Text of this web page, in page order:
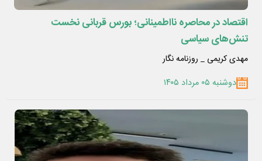
اقتصاد در محاصره نااطمینانی؛ بورس قربانی نخست
تنش‌های سیاسی
مهدی کریمی _ روزنامه نگار
دوشنبه ۰۵ مرداد ۱۴۰۵